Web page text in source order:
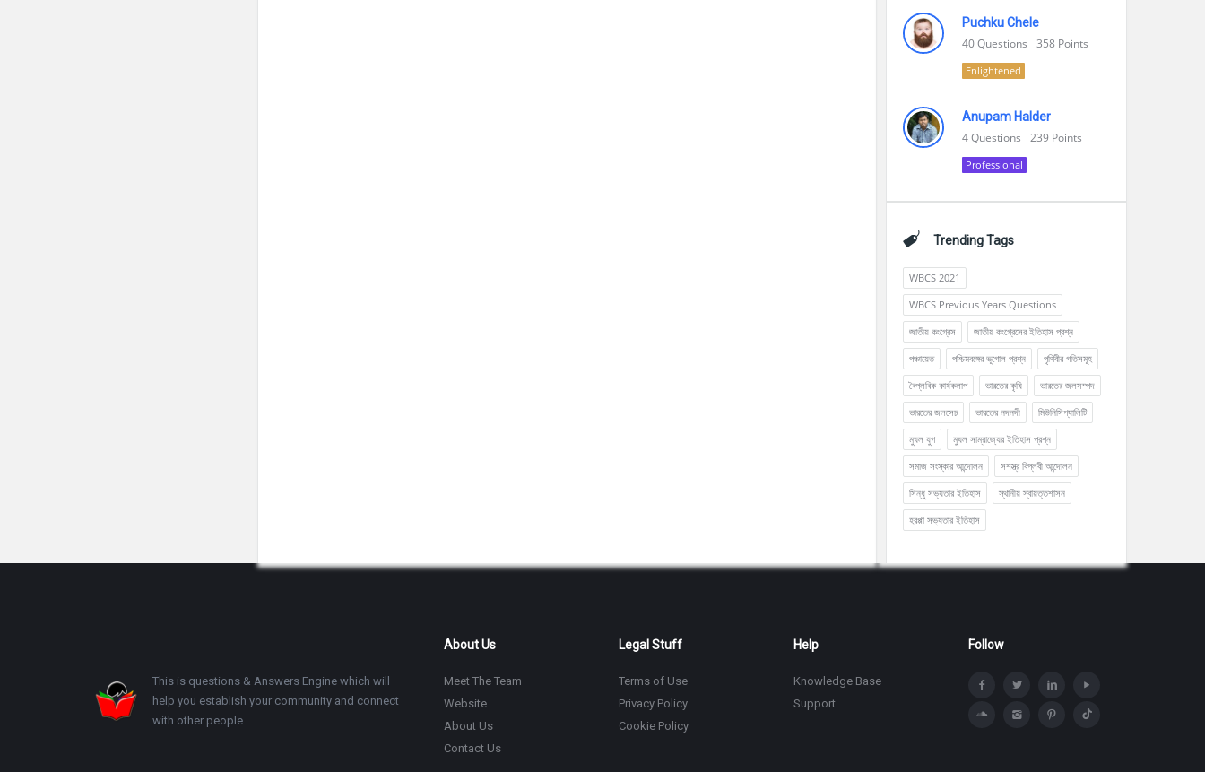
Puchku Chele
40Questions 358 Points
Enlightened
Anupam Halder
4Questions 239 Points
Professional
Trending Tags
WBCS 2021
WBCS Previous Years Questions
জাতীয় কংগ্রেস
জাতীয় কংগ্রেসের ইতিহাস প্রশ্ন
পঞ্চায়েত
পশ্চিমবঙ্গের ভূগোল প্রশ্ন
পৃথিবীর গতিসমূহ
বৈপ্লবিক কার্যকলাপ
ভারতের কৃষি
ভারতের জলসম্পদ
ভারতের জলসেচ
ভারতের নদনদী
মিউনিসিপ্যালিটি
মুঘল যুগ
মুঘল সাম্রাজ্যের ইতিহাস প্রশ্ন
সমাজ সংস্কার আন্দোলন
সশস্ত্র বিপ্লবী আন্দোলন
সিন্ধু সভ্যতার ইতিহাস
স্থানীয় স্বায়ত্তশাসন
হরপ্পা সভ্যতার ইতিহাস
This is questions & Answers Engine which will
help you establish your community and connect
with other people.
About Us
Meet The Team
Website
About Us
Contact Us
Legal Stuff
Terms of Use
Privacy Policy
Cookie Policy
Help
Knowledge Base
Support
Follow